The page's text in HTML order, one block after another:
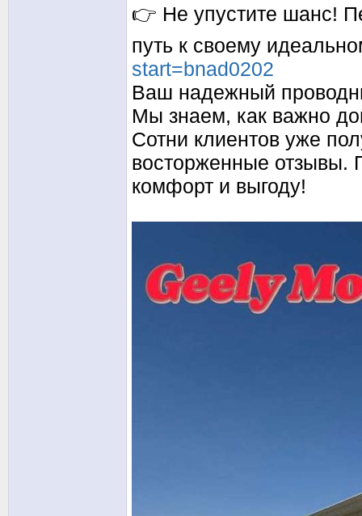
👉 Не упустите шанс!
путь к своему
start=bnad0202
Ваш надежный
Мы знаем, как важно
Сотни клиентов уже
восторженные отзывы.
комфорт и выгоду!